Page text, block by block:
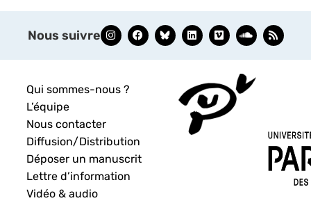
Nous suivre
Qui sommes-nous ?
L’équipe
Nous contacter
Diffusion/Distribution
Déposer un manuscrit
Lettre d’information
Vidéo & audio